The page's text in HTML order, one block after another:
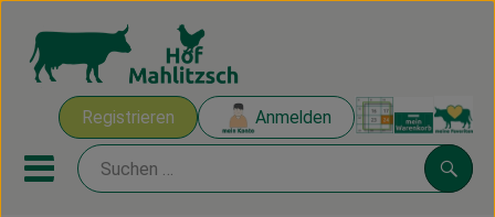
Registrieren Anmelden
Mobiles Menu öffnen oder